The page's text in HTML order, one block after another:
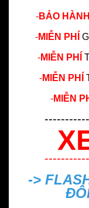
-BẢO HÀNH
-MIỄN PHÍ
-MIỄN PHÍ
-MIỄN PHÍ
-MIỄN
->